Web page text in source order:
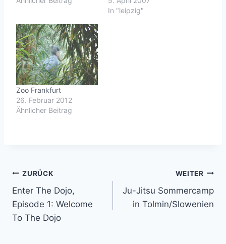
AffeOb groß oder Klein,
In "leipzig"
Zoo Frankfurt
26. Februar 2012
Ähnlicher Beitrag
Beitragsnavigation
ZURÜCK
Enter The Dojo,
Episode 1: Welcome
To The Dojo
WEITER
Ju-Jitsu Sommercamp
in Tolmin/Slowenien